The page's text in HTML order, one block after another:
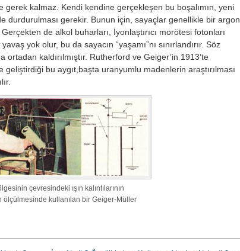
kalmaz. Kendi kendine gerçekleşen bu boşa­lımın, yeni
durdurulması gerekir. Bu­nun için, sayaçlar genellikle bir ar­gon
de alkol buharları, İyonlaştırıcı morötesi fotonları
yok olur, bu da sayacın “yaşamı”nı sınırlandırır. Söz
kaldırılmış­tır. Rutherford ve Geiger’in 1913’te
geliştirdiği bu aygıt,başta uran­yumlu madenlerin araştırılması
çevresindeki ışın kalıntılarının
ölçülmesinde kullanılan bir Geiger-Müller